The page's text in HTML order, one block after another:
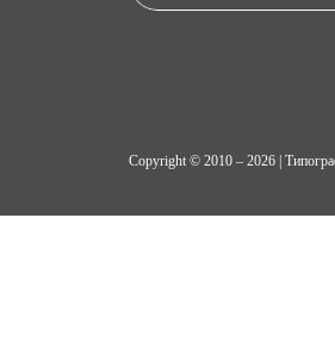
Copyright © 2010 – 2026 |